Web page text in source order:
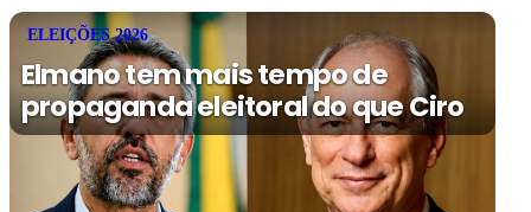
ELEIÇÕES 2026
Elmano tem mais tempo de
propaganda eleitoral do que Ciro